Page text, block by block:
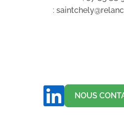
:
NOUS